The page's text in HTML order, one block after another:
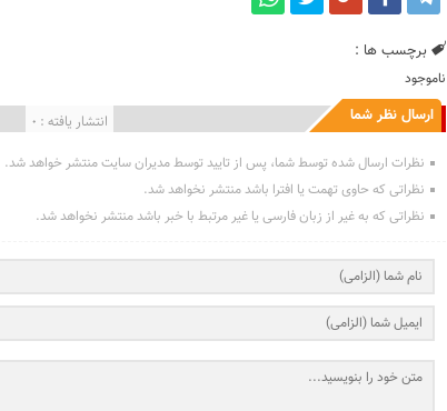
برچسب ها :
ناموجود
ارسال نظر شما انتشار یافته : 0
نظرات ارسال شده توسط شما، پس از تایید توسط مدیران سایت منتشر خواهد شد.
نظراتی که حاوی تهمت یا افترا باشد منتشر نخواهد شد.
نظراتی که به غیر از زبان فارسی یا غیر مرتبط با خبر باشد منتشر نخواهد شد.